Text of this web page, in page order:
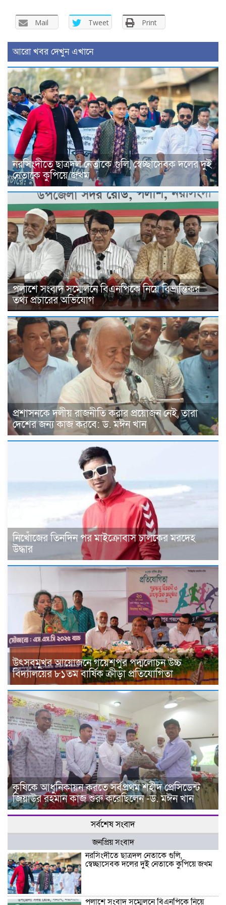
Mail Tweet Print
আরো খবর দেখুন এখানে
নরসিংদীতে ছাত্রদল নেতাকে গুলি, স্বেচ্ছাসেবক দলের দুই
নেতাকে কুপিয়ে জখম
পলাশে সংবাদ সম্মেলনে বিএনপিকে নিয়ে বিভ্রান্তিকর
তথ্য প্রচারের অভিযোগ
প্রশাসনকে দলীয় রাজনীতি করার প্রয়োজন নেই, তারা
দেশের জন্য কাজ করবে: ড. মঈন খান
নিখোঁজের তিনদিন পর মাইক্রোবাস চালকের মরদেহ
উদ্ধার
উৎসবমুখর আয়োজনে গয়েশপুর পদ্মলোচন উচ্চ
বিদ্যালয়ের ৮১তম বার্ষিক ক্রীড়া প্রতিযোগিতা
কৃষিকে আধুনিকায়ন করতে সর্বপ্রথম শহীদ প্রেসিডেন্ট
জিয়াউর রহমান কাজ শুরু করেছিলেন -ড. মঈন খান
সর্বশেষ সংবাদ
জনপ্রিয় সংবাদ
নরসিংদীতে ছাত্রদল নেতাকে গুলি,
স্বেচ্ছাসেবক দলের দুই নেতাকে কুপিয়ে জখম
পলাশে সংবাদ সম্মেলনে বিএনপিকে নিয়ে